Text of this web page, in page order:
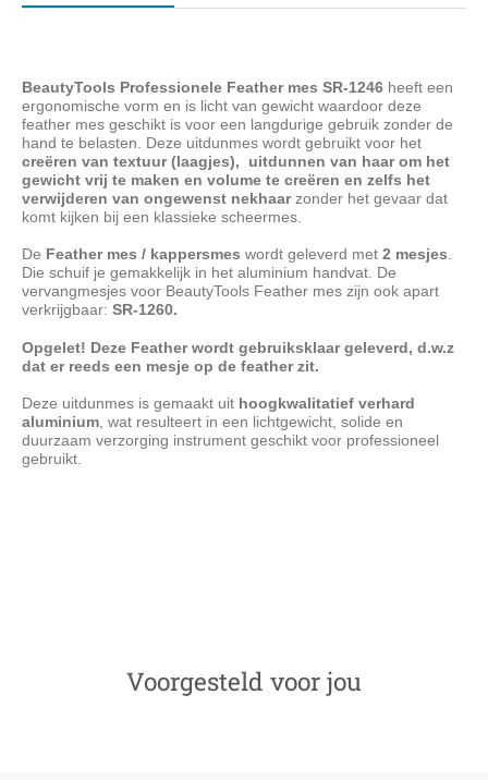
BeautyTools Professionele Feather mes SR-1246 heeft een
ergonomische vorm en is licht van gewicht waardoor deze
feather mes geschikt is voor een langdurige gebruik zonder de
hand te belasten. Deze uitdunmes wordt gebruikt voor het
creëren van textuur (laagjes),
uitdunnen van haar om het
gewicht vrij te maken en volume te creëren en zelfs het
verwijderen van ongewenst nekhaarzonder het gevaar dat
komt kijken bij een klassieke scheermes.
De Feather mes / kappersmes wordt geleverd met 2 mesjes
Die schuif je gemakkelijk in het aluminium handvat. De
vervangmesjes voor BeautyTools Feather mes zijn ook apart
verkrijgbaar: SR-1260.
Opgelet! Deze Feather wordt gebruiksklaar geleverd, d.w.z
dat er reeds een mesje op de feather zit.
Deze uitdunmes is gemaakt uit hoogkwalitatief verhard
aluminium , wat resulteert in een lichtgewicht, solide en
duurzaam verzorging instrument geschikt voor professioneel
gebruikt.
Voorgesteld voor jou